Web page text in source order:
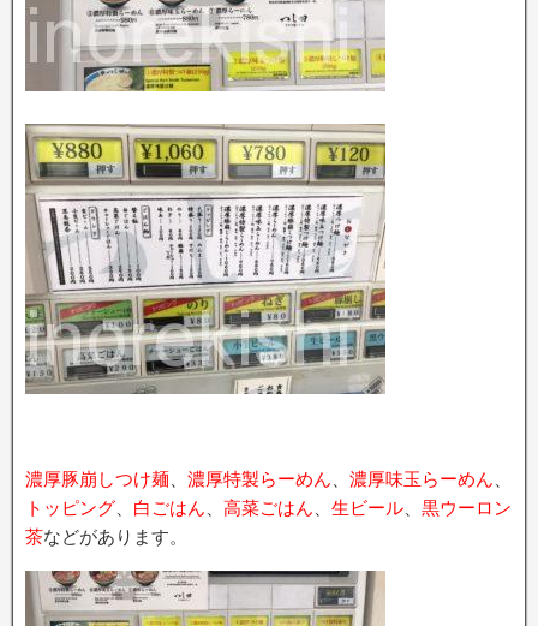
濃厚豚崩しつけ麺 濃厚特製らーめん 濃厚味玉らーめん
トッピング
白ごはん 高菜ごはん 生ビール
黒ウーロン
茶などがあります。